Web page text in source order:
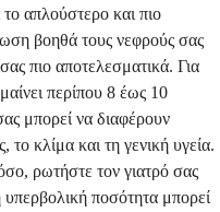
το απλούστερο και πιο
βοηθά τους νεφρούς σας
πιο αποτελεσματικά. Για
περίπου 8 έως 10
μπορεί να διαφέρουν
το κλίμα και τη γενική υγεία.
ρωτήστε τον γιατρό σας
ποσότητα μπορεί